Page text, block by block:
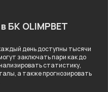
БК OLIMPBET
день доступны тысячи
заключать пари как до
статистику,
а также прогнозировать